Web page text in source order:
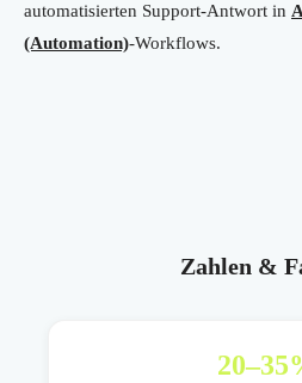
automatisierten Support-Antwort in
(Automation)-Workflows.
Zahlen &
20